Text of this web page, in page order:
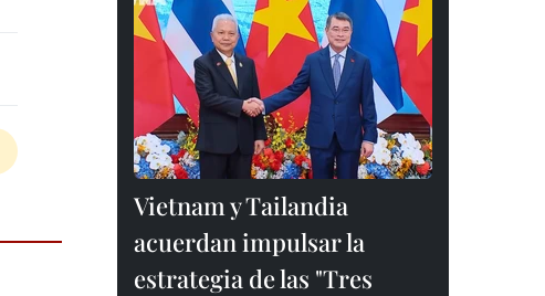
Vietnam y Tailandia
acuerdan impulsar la
estrategia de las "Tres